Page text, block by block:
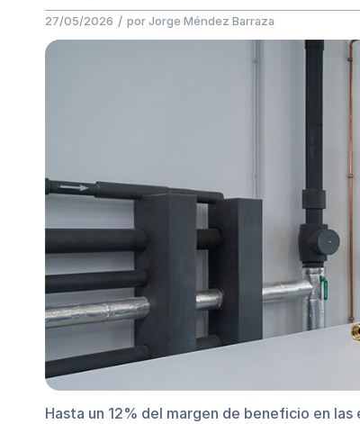
27/05/2026 / porJorge Méndez Barraza
Hasta un 12% del margen de beneficio en